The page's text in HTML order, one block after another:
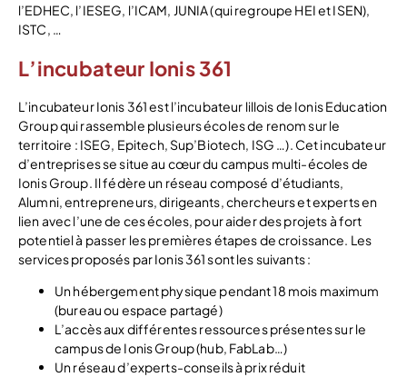
l’EDHEC, l’IESEG, l’ICAM, JUNIA (qui regroupe HEI et ISEN),
ISTC, …
L’incubateur Ionis 361
L’incubateur Ionis 361 est l’incubateur lillois de Ionis Education
Group qui rassemble plusieurs écoles de renom sur le
territoire : ISEG, Epitech, Sup’Biotech, ISG …). Cet incubateur
d’entreprises se situe au cœur du campus multi-écoles de
Ionis Group. Il fédère un réseau composé d’étudiants,
Alumni, entrepreneurs, dirigeants, chercheurs et experts en
lien avec l’une de ces écoles, pour aider des projets à fort
potentiel à passer les premières étapes de croissance. Les
services proposés par Ionis 361 sont les suivants :
Un hébergement physique pendant 18 mois maximum
(bureau ou espace partagé)
L’accès aux différentes ressources présentes sur le
campus de Ionis Group (hub, FabLab…)
Un réseau d’experts-conseils à prix réduit